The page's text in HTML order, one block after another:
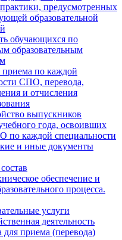
предусмотренных
образовательной
обучающихся по
образовательным
приема по каждой
СПО, перевода,
и отчисления
выпускников
года, освоивших
каждой специальности
и иные документы
обеспечение и
процесса.
услуги
деятельность
для приема (перевода)